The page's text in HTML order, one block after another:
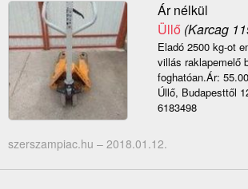
Ár nélkül
Üllő (Karcag
Eladó 2500 kg-ot
villás raklapemelő
foghatóan.Ár:
Úllő, Budapesttől
6183498
szerszampiac.hu – 2018.01.12.